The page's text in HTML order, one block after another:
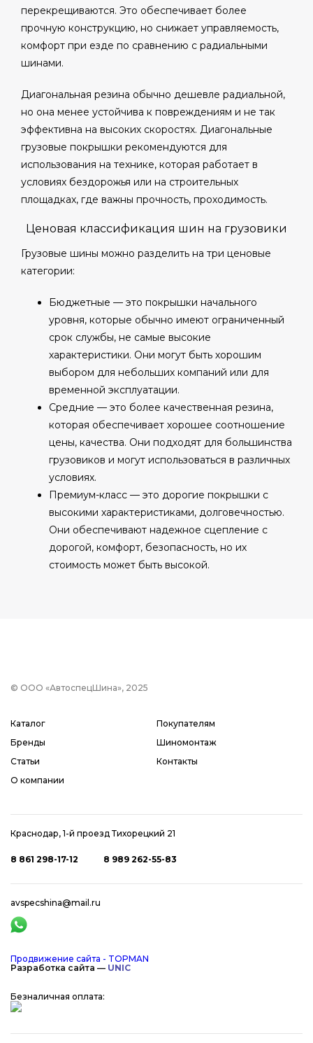
перекрещиваются. Это обеспечивает более
прочную конструкцию, но снижает управляемость,
комфорт при езде по сравнению с радиальными
шинами.
Диагональная резина обычно дешевле радиальной,
но она менее устойчива к повреждениям и не так
эффективна на высоких скоростях. Диагональные
грузовые покрышки рекомендуются для
использования на технике, которая работает в
условиях бездорожья или на строительных
площадках, где важны прочность, проходимость.
Ценовая классификация шин на грузовики
Грузовые шины можно разделить на три ценовые
категории:
Бюджетные — это покрышки начального
уровня, которые обычно имеют ограниченный
срок службы, не самые высокие
характеристики. Они могут быть хорошим
выбором для небольших компаний или для
временной эксплуатации.
Средние — это более качественная резина,
которая обеспечивает хорошее соотношение
цены, качества. Они подходят для большинства
грузовиков и могут использоваться в различных
условиях.
Премиум-класс — это дорогие покрышки с
высокими характеристиками, долговечностью.
Они обеспечивают надежное сцепление с
дорогой, комфорт, безопасность, но их
стоимость может быть высокой.
© ООО «АвтоспецШина», 2025
Каталог
Бренды
Статьи
О компании
Покупателям
Шиномонтаж
Контакты
Краснодар, 1-й проезд Тихорецкий 21
8 861 298-17-12 8 989 262-55-83
avspecshina@mail.ru
Продвижение сайта - TOPMAN
Разработка сайта — UNIC
Безналичная оплата: